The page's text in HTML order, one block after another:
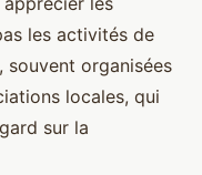
les activités de
souvent organisées
locales, qui
sur la